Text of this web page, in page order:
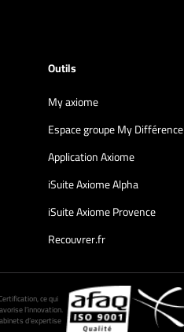
Outils
My axiome
Espace groupe My Différence
Application Axiome
iSuite Axiome Alpha
iSuite Axiome Provence
Recouvrer.fr
ce qui
l’innovation.
d’expertise